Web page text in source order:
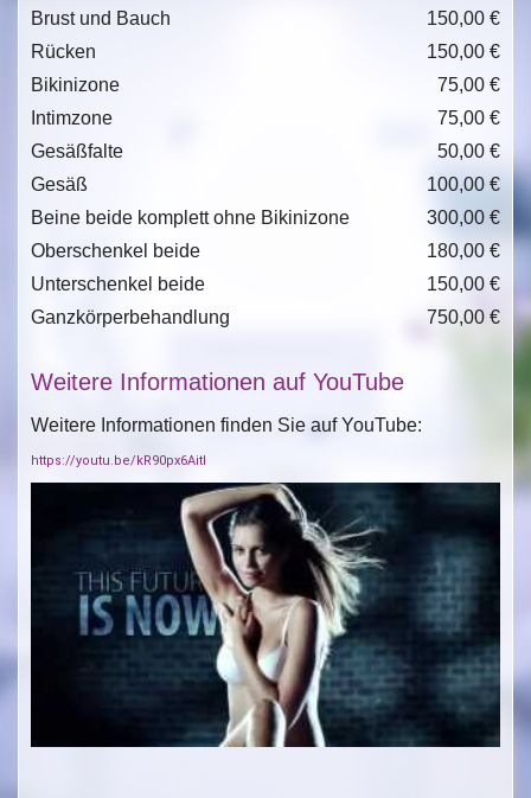
Brust und Bauch
150,00 €
Rücken
150,00 €
Bikinizone
75,00 €
Intimzone
75,00 €
Gesäßfalte
50,00 €
Gesäß
100,00 €
Beine beide komplett ohne Bikinizone
300,00 €
Oberschenkel beide
180,00 €
Unterschenkel beide
150,00 €
Ganzkörperbehandlung
750,00 €
Weitere Informationen auf YouTube
Weitere Informationen finden Sie auf YouTube:
https://youtu.be/kR90px6AitI